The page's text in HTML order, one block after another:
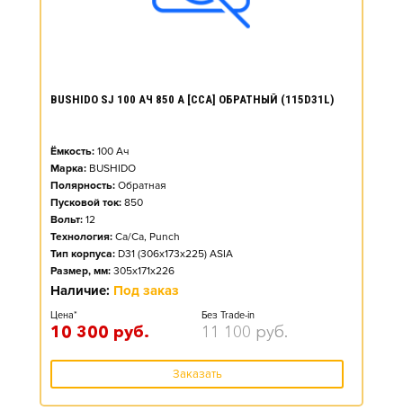
BUSHIDO SJ 100 АЧ 850 А [CCA] ОБРАТНЫЙ (115D31L)
Ёмкость: 100 Ач
Марка: BUSHIDO
Полярность: Обратная
Пусковой ток: 850
Вольт: 12
Технология: Ca/Ca, Punch
Тип корпуса: D31 (306x173x225) ASIA
Размер, мм: 305x171x226
Наличие: Под заказ
Цена*
10 300 руб.
Без Trade-in
11 100 руб.
Заказать